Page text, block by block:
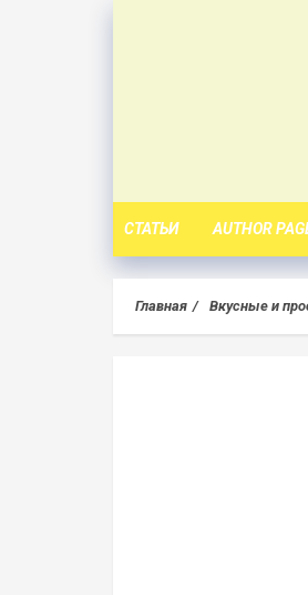
СТАТЬИ AUTHOR
Главная Вкусные и